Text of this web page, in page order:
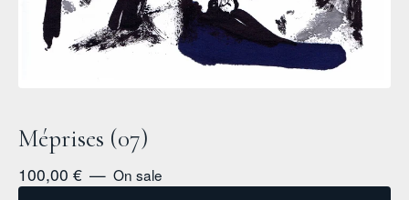
Méprises (07)
100,00 € — On sale